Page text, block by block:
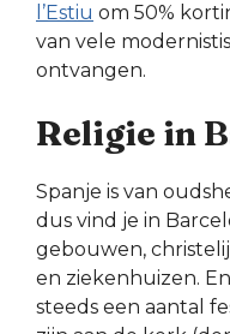
l’Estiu om 50%
van vele
ontvangen.
Religie in
Spanje is van
dus vind je in
gebouwen,
en ziekenhuizen.
steeds een aantal